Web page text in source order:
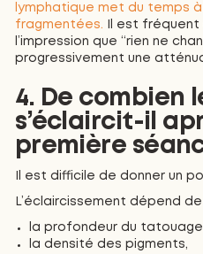
lymphatique met du temps
fragmentées. Il est
l’impression que “rien ne
progressivement une
4. De combien
s’éclaircit-il
première
Il est difficile de donner un
L’éclaircissement dépend
la profondeur du
la densité des pigments,